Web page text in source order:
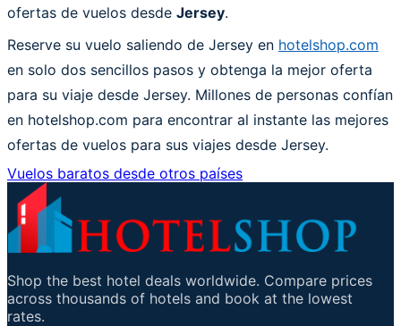
ofertas de vuelos desde Jersey.
Reserve su vuelo saliendo de Jersey en hotelshop.com
en solo dos sencillos pasos y obtenga la mejor oferta
para su viaje desde Jersey. Millones de personas confían
en hotelshop.com para encontrar al instante las mejores
ofertas de vuelos para sus viajes desde Jersey.
Vuelos baratos desde otros países
Shop the best hotel deals worldwide. Compare prices
across thousands of hotels and book at the lowest
rates.